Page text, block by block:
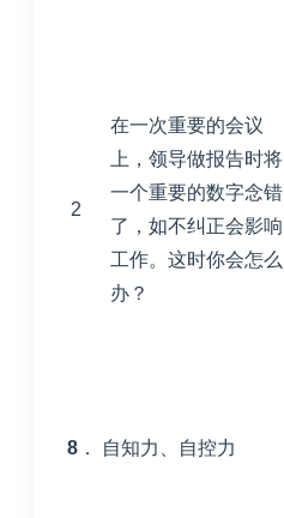
2
在一次重要的会议
上，领导做报告时将
一个重要的数字念错
了，如不纠正会影响
工作。这时你会怎么
办？
8 ． 自知力、自控力